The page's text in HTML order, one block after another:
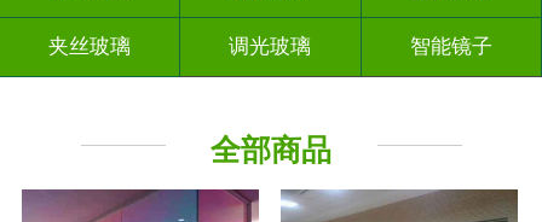
夹丝玻璃 调光玻璃 智能镜子
其它玻璃
全部商品